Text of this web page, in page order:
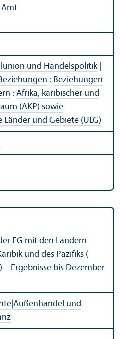
Amt
und Handelspolitik|
: Beziehungen
: Afrika, karibischer und
(AKP) sowie
Länder und Gebiete (ÜLG)
EG mit den Ländern
und des Pazifiks (
– Ergebnisse bis Dezember
Außenhandel und